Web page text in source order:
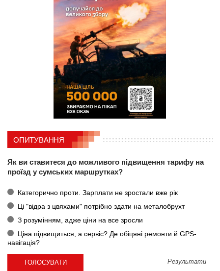
ОПИТУВАННЯ
Як ви ставитеся до можливого підвищення тарифу на
проїзд у сумських маршрутках?
Категорично проти. Зарплати не зростали вже рік
Ці "відра з цвяхами" потрібно здати на металобрухт
З розумінням, адже ціни на все зросли
Ціна підвищиться, а сервіс? Де обіцяні ремонти й GPS-
навігація?
Результати